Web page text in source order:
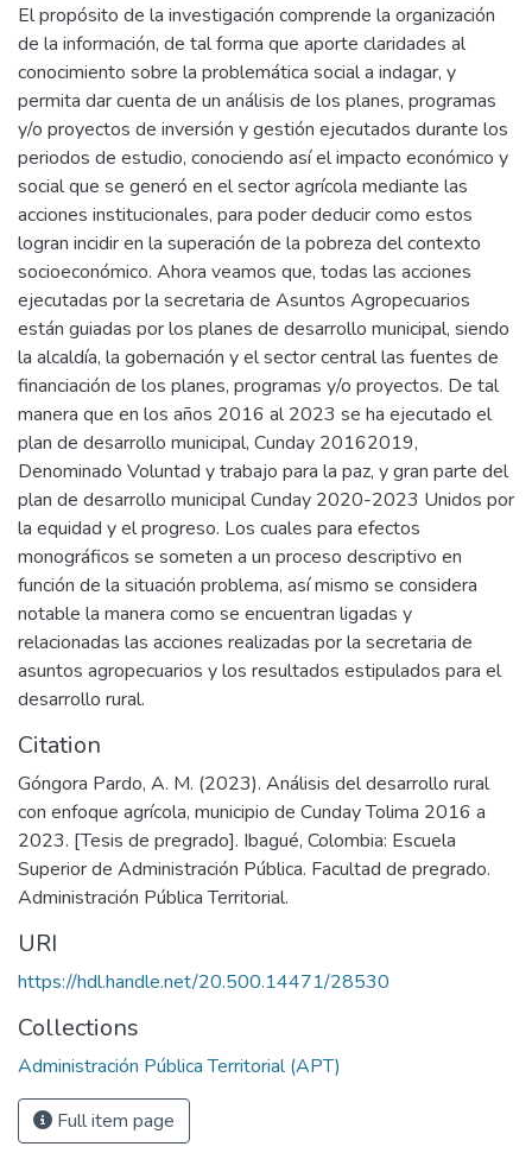
El propósito de la investigación comprende la organización
de la información, de tal forma que aporte claridades al
conocimiento sobre la problemática social a indagar, y
permita dar cuenta de un análisis de los planes, programas
y/o proyectos de inversión y gestión ejecutados durante los
periodos de estudio, conociendo así el impacto económico y
social que se generó en el sector agrícola mediante las
acciones institucionales, para poder deducir como estos
logran incidir en la superación de la pobreza del contexto
socioeconómico. Ahora veamos que, todas las acciones
ejecutadas por la secretaria de Asuntos Agropecuarios
están guiadas por los planes de desarrollo municipal, siendo
la alcaldía, la gobernación y el sector central las fuentes de
financiación de los planes, programas y/o proyectos. De tal
manera que en los años 2016 al 2023 se ha ejecutado el
plan de desarrollo municipal, Cunday 20162019,
Denominado Voluntad y trabajo para la paz, y gran parte del
plan de desarrollo municipal Cunday 2020-2023 Unidos por
la equidad y el progreso. Los cuales para efectos
monográficos se someten a un proceso descriptivo en
función de la situación problema, así mismo se considera
notable la manera como se encuentran ligadas y
relacionadas las acciones realizadas por la secretaria de
asuntos agropecuarios y los resultados estipulados para el
desarrollo rural.
Citation
Góngora Pardo, A. M. (2023). Análisis del desarrollo rural
con enfoque agrícola, municipio de Cunday Tolima 2016 a
2023. [Tesis de pregrado]. Ibagué, Colombia: Escuela
Superior de Administración Pública. Facultad de pregrado.
Administración Pública Territorial.
URI
https://hdl.handle.net/20.500.14471/28530
Collections
Administración Pública Territorial (APT)
Full item page